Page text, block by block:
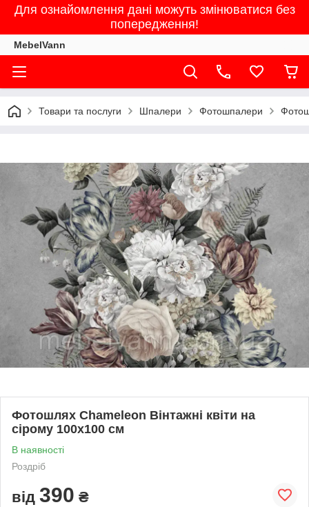
Для ознайомлення дані можуть змінюватися без
попередження!
MebelVann
Товари та послуги Шпалери Фотошпалери
Фотошлях Chameleon Вінтажні квіти на
сірому 100х100 см
В наявності
Роздріб
від 390 ₴